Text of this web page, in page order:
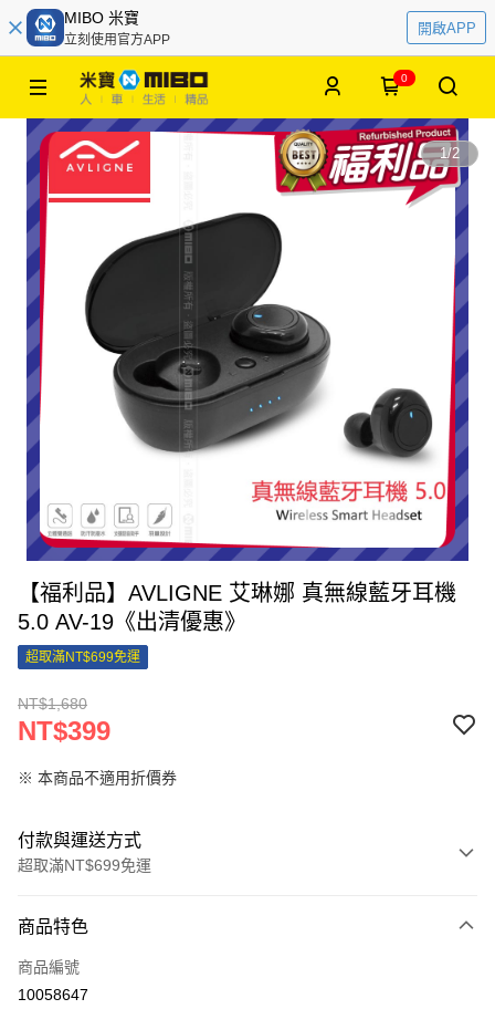
MIBO 米寶
立刻使用官方APP
開啟APP
0
1/2
【福利品】AVLIGNE 艾琳娜 真無線藍牙耳機
5.0 AV-19《出清優惠》
超取滿NT$699免運
NT$1,680
NT$399
※ 本商品不適用折價券
付款與運送方式
超取滿NT$699免運
信用卡一次付款
信用卡分期付款
商品特色
商品編號
10058647